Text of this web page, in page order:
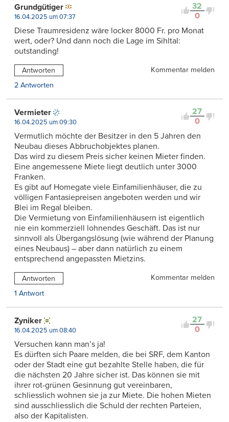
32
0
Grundgütiger
16.04.2025 um 07:37
Diese Traumresidenz wäre locker 8000 Fr. pro Monat
wert, oder? Und dann noch die Lage im Sihltal:
outstanding!
Antworten
Kommentar melden
2 Antworten
27
0
Vermieter
16.04.2025 um 09:30
Vermutlich möchte der Besitzer in den 5 Jahren den
Neubau dieses Abbruchobjektes planen.
Das wird zu diesem Preis sicher keinen Mieter finden.
Eine angemessene Miete liegt deutlich unter 3000
Franken.
Es gibt auf Homegate viele Einfamilienhäuser, die zu
völligen Fantasiepreisen angeboten werden und wir
Blei im Regal bleiben.
Die Vermietung von Einfamilienhäusern ist eigentlich
nie ein kommerziell lohnendes Geschäft. Das ist nur
sinnvoll als Übergangslösung (wie während der Planung
eines Neubaus) – aber dann natürlich zu einem
entsprechend angepassten Mietzins.
Antworten
Kommentar melden
1 Antwort
27
0
Zyniker
16.04.2025 um 08:40
Versuchen kann man’s ja!
Es dürften sich Paare melden, die bei SRF, dem Kanton
oder der Stadt eine gut bezahlte Stelle haben, die für
die nächsten 20 Jahre sicher ist. Das können sie mit
ihrer rot-grünen Gesinnung gut vereinbaren,
schliesslich wohnen sie ja zur Miete. Die hohen Mieten
sind ausschliesslich die Schuld der rechten Parteien,
also der Kapitalisten.